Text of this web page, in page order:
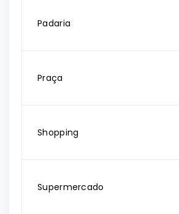
Padaria
Praça
Shopping
Supermercado